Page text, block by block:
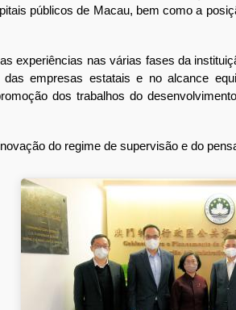
públicos de Macau, bem como a
nas várias fases da
das empresas estatais e no alcance
dos trabalhos do
do regime de supervisão e do